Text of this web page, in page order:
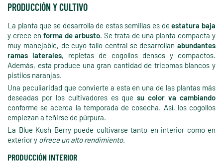
PRODUCCIÓN Y CULTIVO
La planta que se desarrolla de estas semillas es deestatura baja
y crece en forma de arbusto. Se trata de una planta compacta y
muy manejable, de cuyo tallo central se desarrollan abundantes
ramas laterales, repletas de cogollos densos y compactos.
Además, esta produce una gran cantidad de tricomas blancos y
pistilos naranjas.
Una peculiaridad que convierte a esta en una de las plantas más
deseadas por los cultivadores es quesu color va cambiando
conforme se acerca la temporada de cosecha. Así, los cogollos
empiezan a teñirse de púrpura.
La Blue Kush Berry puede cultivarse tanto en interior como en
exterior y ofrece un alto rendimiento.
PRODUCCIÓN INTERIOR